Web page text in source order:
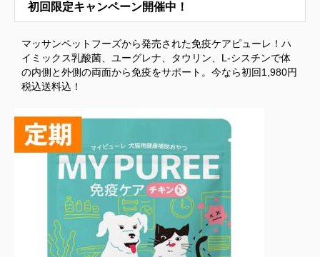
初回限定キャンペーン開催中！
マッサンペットフーズから発売された免疫ケアピューレ！ハ
イミックス乳酸菌、ユーグレナ、タウリン、L-シスチンで体
の内側と外側の両面から免疫をサポート。今なら初回1,980円
税込送料込！